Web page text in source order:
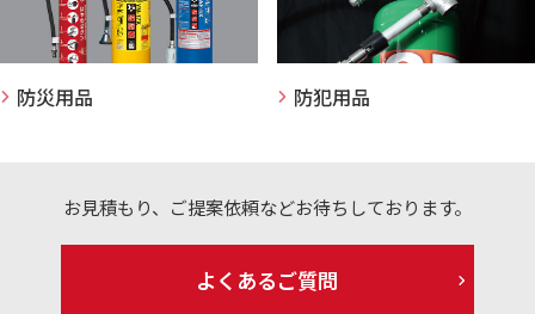
防災用品 防犯用品
お見積もり、ご提案依頼などお待ちしております。
よくあるご質問